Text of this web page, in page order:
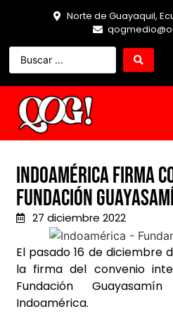
Norte de Guayaquil,
Indoamérica firma
Fundación
27 diciembre 2022
El pasado 16 de diciembre
la firma del convenio
Fundación
Indoamérica.